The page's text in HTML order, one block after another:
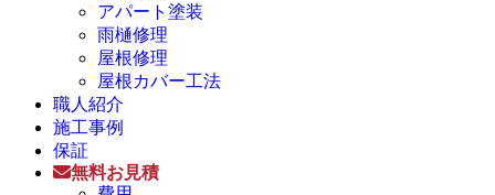
アパート塗装
雨樋修理
屋根修理
屋根カバー工法
職人紹介
施工事例
保証
無料お見積